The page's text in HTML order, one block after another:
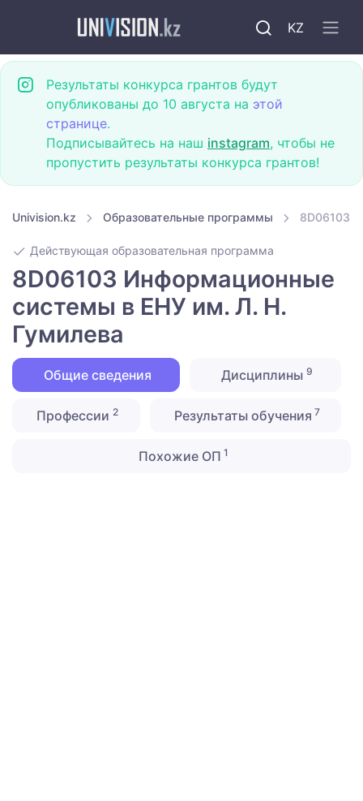
KZ
Результаты конкурса грантов будут
опубликованы до 10 августа на этой
странице.
Подписывайтесь на наш instagram, чтобы не
пропустить результаты конкурса грантов!
Univision.kz Образовательные программы 8D06103
Действующая образовательная программа
8D06103 Информационные
системы в ЕНУ им. Л. Н.
Гумилева
Общие сведения Дисциплины 9
Профессии2 Результаты обучения 7
Похожие ОП 1